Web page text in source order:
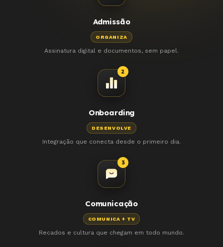
Admissão
ORGANIZA
Assinatura digital e documentos, sem papel.
2
Onboarding
DESENVOLVE
Integração que conecta desde o primeiro dia.
3
Comunicação
COMUNICA + TV
Recados e cultura que chegam em todo mundo.